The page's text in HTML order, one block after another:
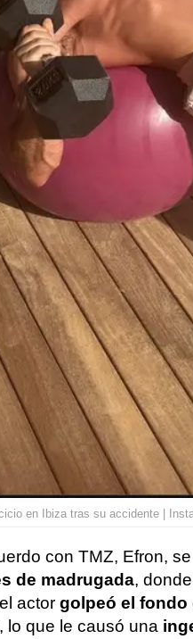
en Ibiza tras su accidente |
con TMZ, Efron,
de madrugada,
actor golpeó el fondo
lo que le causó una